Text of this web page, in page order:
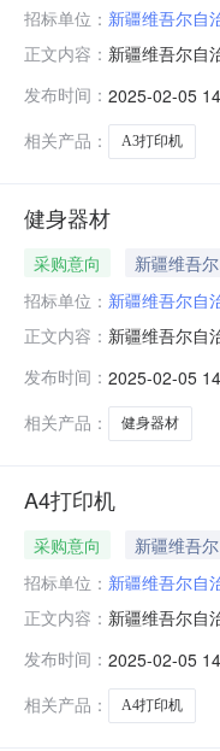
招标单位： 新疆维吾尔自
正文内容： 新疆维吾尔自
称：A3打印机
排，具体采购
发布时间： 2025-02-05
相关产品：
A3打印机
健身器材
采购意向 新疆维吾
招标单位： 新疆维吾尔自
正文内容： 新疆维吾尔自
称：健身器材
排，具体采购
发布时间： 2025-02-05
相关产品：
健身器材
A4打印机
采购意向 新疆维吾
招标单位： 新疆维吾尔自
正文内容： 新疆维吾尔自
称：A4打印机
排，具体采购
发布时间： 2025-02-05
相关产品：
A4打印机